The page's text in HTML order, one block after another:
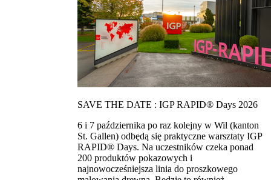
SAVE THE DATE : IGP RAPID® Days 2026
6 i 7 października po raz kolejny w Wil (kanton
St. Gallen) odbędą się praktyczne warsztaty IGP
RAPID® Days. Na uczestników czeka ponad
200 produktów pokazowych i
najnowocześniejsza linia do proszkowego